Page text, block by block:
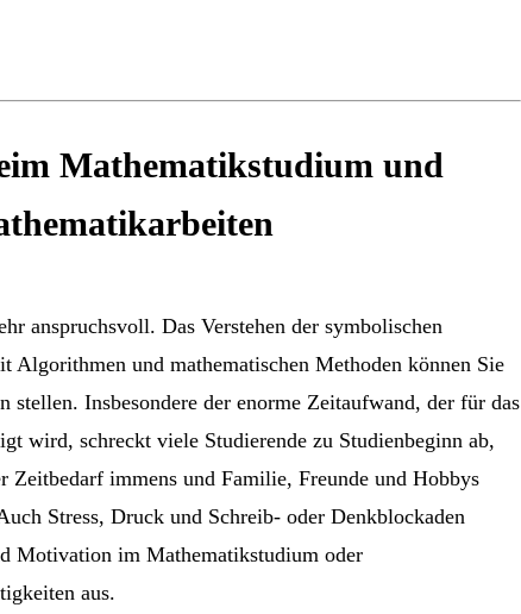
Mathematikstudium und
anspruchsvoll. Das Verstehen der symbolischen
Algorithmen und mathematischen Methoden können Sie
stellen. Insbesondere der enorme Zeitaufwand, der für das
wird, schreckt viele Studierende zu Studienbeginn ab,
Zeitbedarf immens und Familie, Freunde und Hobbys
Stress, Druck und Schreib- oder Denkblockaden
Motivation im Mathematikstudium oder
aus.